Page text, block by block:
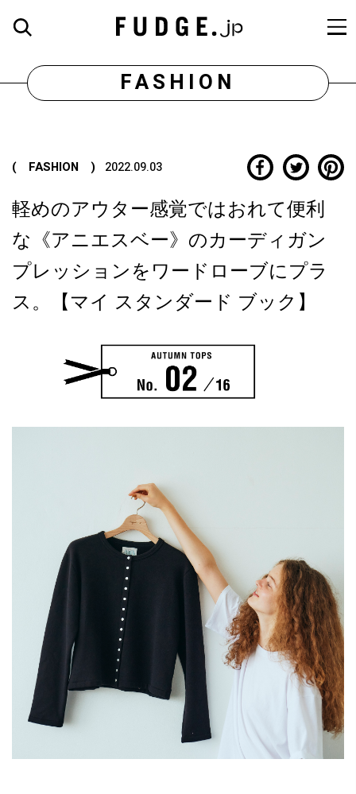
FASHION
( FASHION ) 2022.09.03
軽めのアウター感覚ではおれて便利
な《アニエスベー》のカーディガン
プレッションをワードローブにプラ
ス。【マイ スタンダード ブック】